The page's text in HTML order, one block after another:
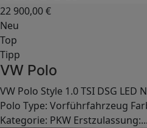
22 900,00€
Neu
Top
Tipp
VW Polo
VW Polo Style 1.0 TSI DSG LED
Polo Type: Vorführfahrzeug
Kategorie: PKW Erstzulassung:...